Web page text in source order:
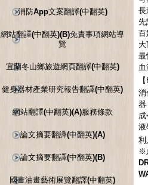
消防App文案翻譯(中翻英)
網站翻譯(中翻英)(B)免責事項網站導
覽
宜蘭冬山鄉旅遊網頁翻譯(中翻英)
健身器材產業研究報告翻譯(中翻英)
網站翻譯(中翻英)(A)服務條款
論文摘要翻譯(中翻英)(A)
論文摘要翻譯(中翻英)(B)
國畫油畫藝術展覽翻譯(中翻英)
長
先
百
最
消
器
液
利
※